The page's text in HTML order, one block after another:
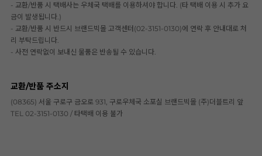
- 교환/반품 시 택배사는 우체국 택배를 이용하셔야 합니다. (타 택배 이용 시 추가 요
금이 발생됩니다.)
- 교환/반품 시 반드시 브랜드빅몰 고객센터(02-3151-0130)에 연락 후 안내대로 처
리 부탁드립니다.
- 사전 연락없이 보내신 물품은 반송될 수 있습니다.
교환/반품 주소지
(08365) 서울 구로구 금오로 931, 구로우체국 소포실 브랜드빅몰 (주)더블트리 앞
TEL 02-3151-0130 / 타택배 이용 불가